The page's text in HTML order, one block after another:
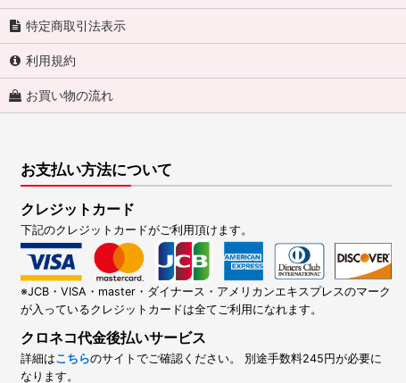
特定商取引法表示
利用規約
お買い物の流れ
お支払い方法について
クレジットカード
下記のクレジットカードがご利用頂けます。
※JCB・VISA・master・ダイナース・アメリカンエキスプレスのマーク
が入っているクレジットカードは全てご利用になれます。
クロネコ代金後払いサービス
詳細はこちらのサイトでご確認ください。 別途手数料245円が必要に
なります。